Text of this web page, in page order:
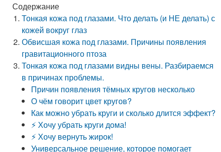
Содержание
Тонкая кожа под глазами. Что делать (и НЕ делать) с
кожей вокруг глаз
Обвисшая кожа под глазами. Причины появления
гравитационного птоза
Тонкая кожа под глазами видны вены. Разбираемся
в причинах проблемы.
Причин появления тёмных кругов несколько
О чём говорит цвет кругов?
Как можно убрать круги и сколько длится эффект?
⚡ Хочу убрать круги дома!
⚡ Хочу вернуть жирок!
Универсальное решение, которое помогает